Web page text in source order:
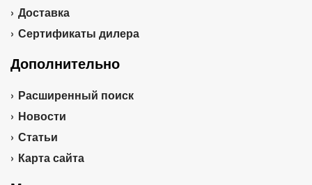
Доставка
Сертификаты дилера
Дополнительно
Расширенный поиск
Новости
Статьи
Карта сайта